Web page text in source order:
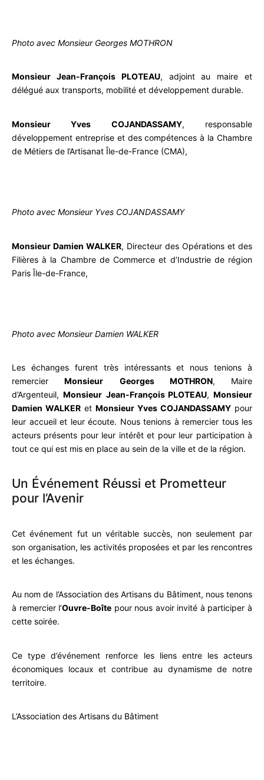
Photo avec Monsieur Georges MOTHRON
Monsieur Jean-François PLOTEAU, adjoint au maire et
délégué aux transports, mobilité et développement durable.
Monsieur Yves COJANDASSAMY, responsable
développement entreprise et des compétences à la Chambre
de Métiers de l’Artisanat Île-de-France (CMA),
Photo avec Monsieur Yves COJANDASSAMY
Monsieur Damien WALKER, Directeur des Opérations et des
Filières à la Chambre de Commerce et d’Industrie de région
Paris Île-de-France,
Photo avec Monsieur Damien WALKER
Les échanges furent très intéressants et nous tenions à
remercierMonsieur Georges MOTHRON, Maire
d’Argenteuil, Monsieur Jean-François PLOTEAU, Monsieur
Damien WALKER et Monsieur Yves COJANDASSAMY pour
leur accueil et leur écoute. Nous tenions à remercier tous les
acteurs présents pour leur intérêt et pour leur participation à
tout ce qui est mis en place au sein de la ville et de la région.
Un Événement Réussi et Prometteur
pour l’Avenir
Cet événement fut un véritable succès, non seulement par
son organisation, les activités proposées et par les rencontres
et les échanges.
Au nom de l’Association des Artisans du Bâtiment, nous tenons
à remercier l’Ouvre-Boîte pour nous avoir invité à participer à
cette soirée.
Ce type d’événement renforce les liens entre les acteurs
économiques locaux et contribue au dynamisme de notre
territoire.
L’Association des Artisans du Bâtiment